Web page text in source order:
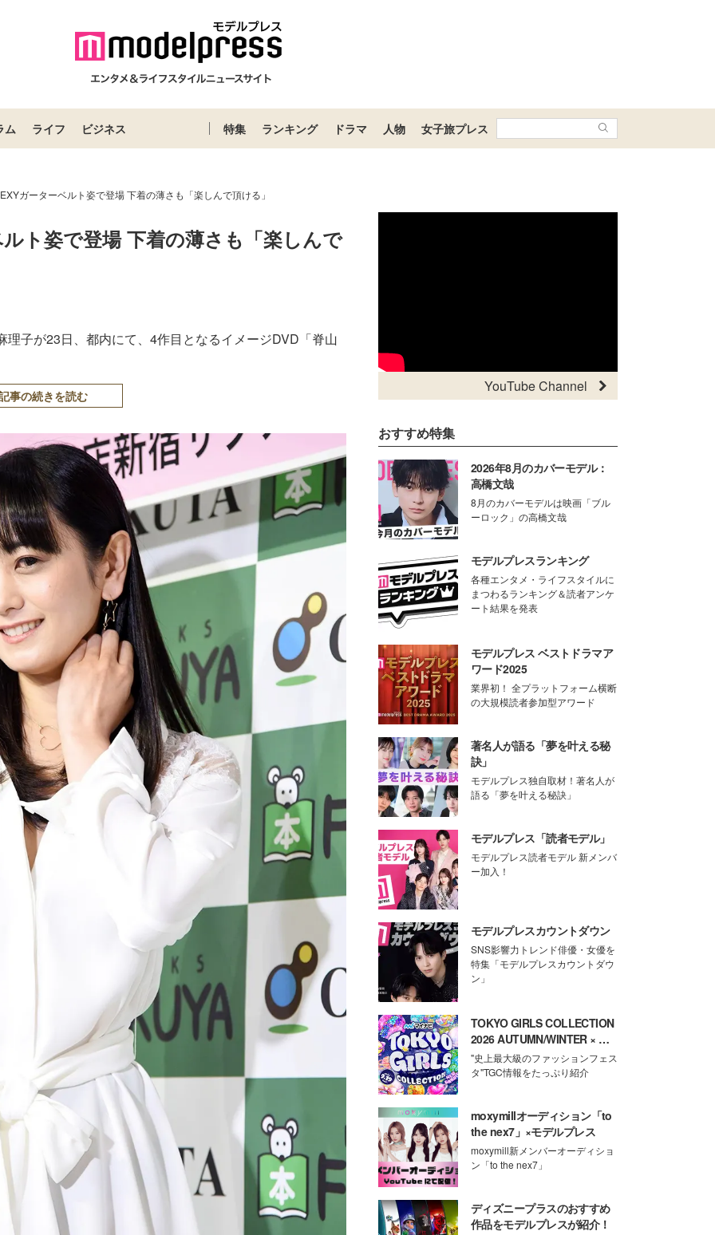
ム ライフ ビジネス 特集 ランキング ドラマ 人物 女子旅プレス
ガーターベルト姿で登場 下着の薄さも「楽しんで頂ける」
ト姿で登場 下着の薄さも「楽しんで
子が23日、都内にて、4作目となるイメージDVD「脊山
事の続きを読む
YouTube Channel
おすすめ特集
2026年8月のカバーモデル：
高橋文哉
8月のカバーモデルは映画「ブル
ーロック」の高橋文哉
モデルプレスランキング
各種エンタメ・ライフスタイルに
まつわるランキング＆読者アンケ
ート結果を発表
モデルプレス ベストドラマア
ワード2025
業界初！ 全プラットフォーム横断
の大規模読者参加型アワード
著名人が語る「夢を叶える秘
訣」
モデルプレス独自取材！著名人が
語る「夢を叶える秘訣」
モデルプレス「読者モデル」
モデルプレス読者モデル 新メンバ
ー加入！
モデルプレスカウントダウン
SNS影響力トレンド俳優・女優を
特集「モデルプレスカウントダウ
ン」
TOKYO GIRLS COLLECTION
2026 AUTUMN/WINTER × モ
デルプレス
"史上最大級のファッションフェス
タ"TGC情報をたっぷり紹介
moxymillオーディション「to
the nex7」×モデルプレス
moxymill新メンバーオーディショ
ン「to the nex7」
ディズニープラスのおすすめ
作品をモデルプレスが紹介！